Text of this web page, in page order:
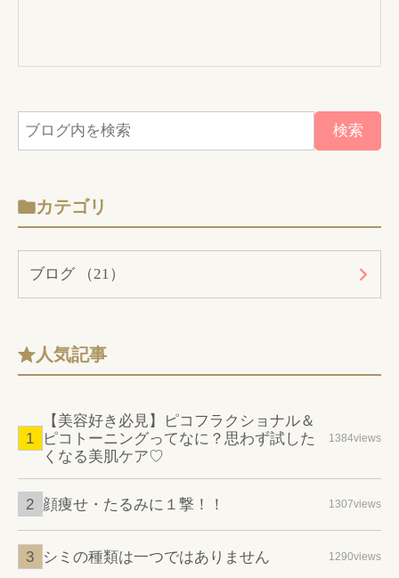
カテゴリ
ブログ （21）
人気記事
【美容好き必見】ピコフラクショナル＆
ピコトーニングってなに？思わず試した
くなる美肌ケア♡
1384views
顔痩せ・たるみに１撃！！ 1307views
シミの種類は一つではありません 1290views